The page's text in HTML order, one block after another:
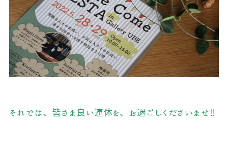
それでは、皆さま良い連休を、お過ごしくださいませ‼